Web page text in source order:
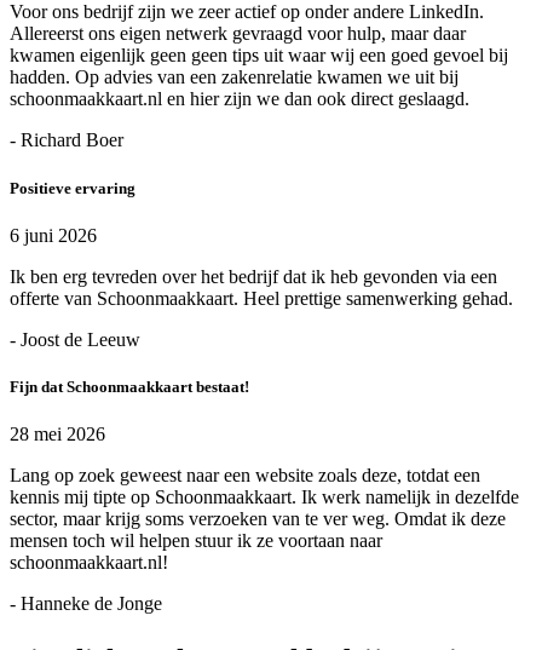
Voor ons bedrijf zijn we zeer actief op onder andere LinkedIn.
Allereerst ons eigen netwerk gevraagd voor hulp, maar daar
kwamen eigenlijk geen geen tips uit waar wij een goed gevoel bij
hadden. Op advies van een zakenrelatie kwamen we uit bij
schoonmaakkaart.nl en hier zijn we dan ook direct geslaagd.
- Richard Boer
Positieve ervaring
6 juni 2026
Ik ben erg tevreden over het bedrijf dat ik heb gevonden via een
offerte van Schoonmaakkaart. Heel prettige samenwerking gehad.
- Joost de Leeuw
Fijn dat Schoonmaakkaart bestaat!
28 mei 2026
Lang op zoek geweest naar een website zoals deze, totdat een
kennis mij tipte op Schoonmaakkaart. Ik werk namelijk in dezelfde
sector, maar krijg soms verzoeken van te ver weg. Omdat ik deze
mensen toch wil helpen stuur ik ze voortaan naar
schoonmaakkaart.nl!
- Hanneke de Jonge